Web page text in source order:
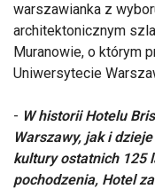
warszawianka z
architektonicznym
Muranowie, o którym
Uniwersytecie
- W historii Hotelu
Warszawy, jak i
kultury ostatnich 125
pochodzenia, Hotel